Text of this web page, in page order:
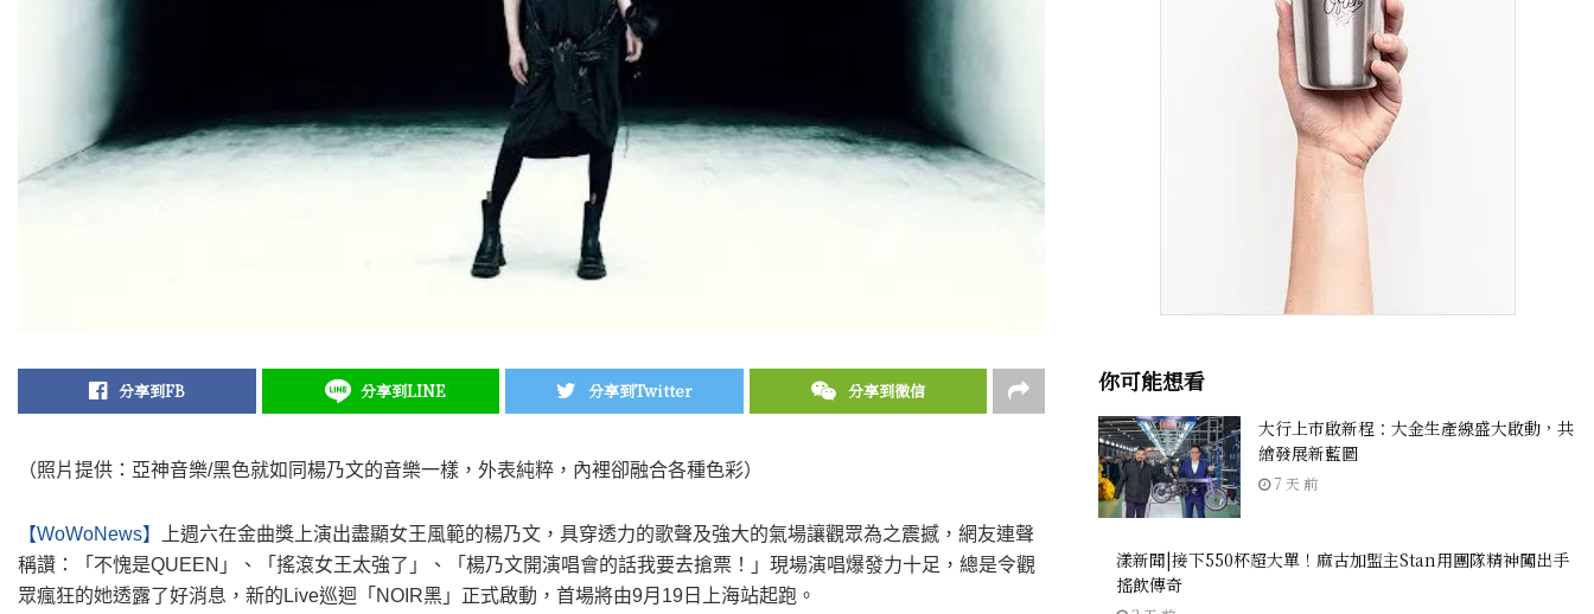
分享到FB 分享到LINE 分享到Twitter 分享到微信
（照片提供：亞神音樂/黑色就如同楊乃文的音樂一樣，外表純粹，內裡卻融合各種色彩）
【WoWoNews】
上週六在金曲獎上演出盡顯女王風範的楊乃文，具穿透力的歌聲及強大的氣場讓觀眾為之震撼，網友連聲
稱讚：「不愧是QUEEN」、「搖滾女王太強了」、「楊乃文開演唱會的話我要去搶票！」現場演唱爆發力十足，總是令觀
眾瘋狂的她透露了好消息，新的Live巡迴「NOIR黑」正式啟動，首場將由9月19日上海站起跑。
你可能想看
大行上市啟新程：大金生產線盛大啟動，共
繪發展新藍圖
7 天 前
漾新聞|接下550杯超大單！麻古加盟主Stan用團隊精神闖出手
搖飲傳奇